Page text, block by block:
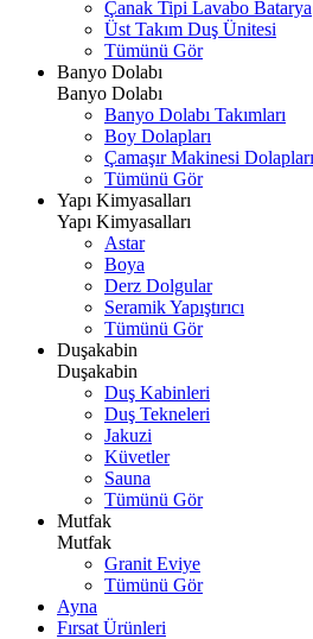
Çanak Tipi Lavabo Batarya
Üst Takım Duş Ünitesi
Tümünü Gör
Banyo Dolabı
Banyo Dolabı
Banyo Dolabı Takımları
Boy Dolapları
Çamaşır Makinesi Dolapları
Tümünü Gör
Yapı Kimyasalları
Yapı Kimyasalları
Astar
Boya
Derz Dolgular
Seramik Yapıştırıcı
Tümünü Gör
Duşakabin
Duşakabin
Duş Kabinleri
Duş Tekneleri
Jakuzi
Küvetler
Sauna
Tümünü Gör
Mutfak
Mutfak
Granit Eviye
Tümünü Gör
Ayna
Fırsat Ürünleri